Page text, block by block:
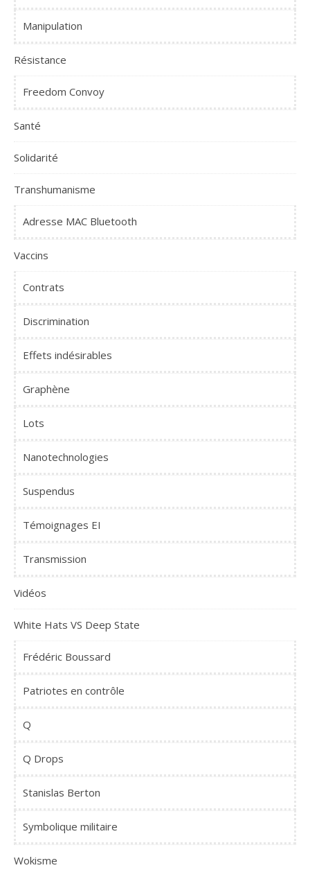
Manipulation
Résistance
Freedom Convoy
Santé
Solidarité
Transhumanisme
Adresse MAC Bluetooth
Vaccins
Contrats
Discrimination
Effets indésirables
Graphène
Lots
Nanotechnologies
Suspendus
Témoignages EI
Transmission
Vidéos
White Hats VS Deep State
Frédéric Boussard
Patriotes en contrôle
Q
Q Drops
Stanislas Berton
Symbolique militaire
Wokisme